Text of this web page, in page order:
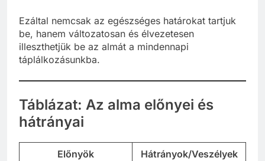
Ezáltal nemcsak az egészséges határokat tartjuk
be, hanem változatosan és élvezetesen
illeszthetjük be az almát a mindennapi
táplálkozásunkba.
Táblázat: Az alma előnyei és
hátrányai
Előnyök Hátrányok/Veszélyek